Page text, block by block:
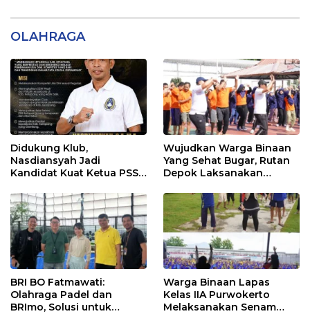
OLAHRAGA
Didukung Klub,
Nasdiansyah Jadi
Kandidat Kuat Ketua PSSI
Wujudkan Warga Binaan
Yang Sehat Bugar, Rutan
Depok Laksanakan
BRI BO Fatmawati:
Olahraga Padel dan
BRImo, Solusi untuk
Warga Binaan Lapas
Kelas IIA Purwokerto
Melaksanakan Senam